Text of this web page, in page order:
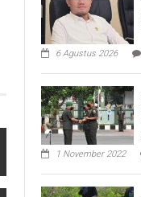
6 Agustus 2026
1 November 2022